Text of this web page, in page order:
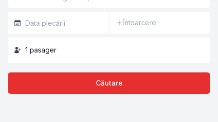
Întoarcere
1 pasager
Căutare